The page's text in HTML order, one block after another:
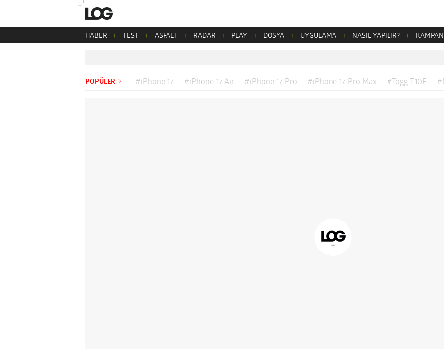
HABER TEST ASFALT RADAR PLAY DOSYA UYGULAMA NASIL YAPILIR?
POPÜLER #iPhone 17 #iPhone 17 Air #iPhone 17 Pro #iPhone 17 Pro Max #Togg T10F